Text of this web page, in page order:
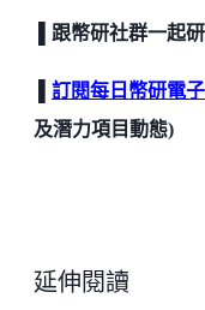
▌跟幣研社群一起
訂閱每日幣研電
及潛力項目動態)
延伸閱讀